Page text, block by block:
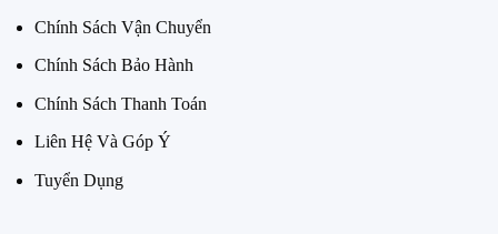
Chính Sách Vận Chuyển
Chính Sách Bảo Hành
Chính Sách Thanh Toán
Liên Hệ Và Góp Ý
Tuyển Dụng